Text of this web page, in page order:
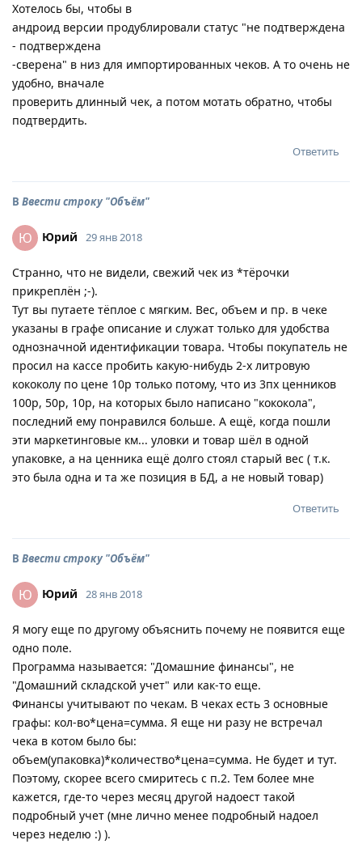
Хотелось бы, чтобы в
андроид версии продублировали статус "не подтверждена
- подтверждена
-сверена" в низ для импортированных чеков. А то очень не
удобно, вначале
проверить длинный чек, а потом мотать обратно, чтобы
подтвердить.
Ответить
В Ввести строку "Объём"
Ю Юрий 29 янв 2018
Странно, что не видели, свежий чек из *тёрочки
прикреплён ;-).
Тут вы путаете тёплое с мягким. Вес, объем и пр. в чеке
указаны в графе описание и служат только для удобства
однозначной идентификации товара. Чтобы покупатель не
просил на кассе пробить какую-нибудь 2-х литровую
кококолу по цене 10р только потому, что из 3пх ценников
100р, 50р, 10р, на которых было написано "кококола",
последний ему понравился больше. А ещё, когда пошли
эти маркетинговые км... уловки и товар шёл в одной
упаковке, а на ценника ещё долго стоял старый вес ( т.к.
это была одна и та же позиция в БД, а не новый товар)
Ответить
В Ввести строку "Объём"
Ю Юрий 28 янв 2018
Я могу еще по другому объяснить почему не появится еще
одно поле.
Программа называется: "Домашние финансы", не
"Домашний складской учет" или как-то еще.
Финансы учитывают по чекам. В чеках есть 3 основные
графы: кол-во*цена=сумма. Я еще ни разу не встречал
чека в котом было бы:
объем(упаковка)*количество*цена=сумма. Не будет и тут.
Поэтому, скорее всего смиритесь с п.2. Тем более мне
кажется, где-то через месяц другой надоест такой
подробный учет (мне лично менее подробный надоел
через неделю :) ).